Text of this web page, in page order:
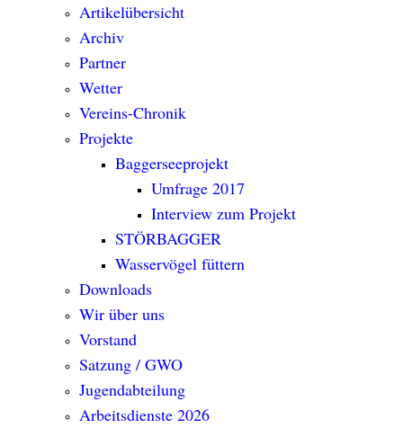
Artikelübersicht
Archiv
Partner
Wetter
Vereins-Chronik
Projekte
Baggerseeprojekt
Umfrage 2017
Interview zum Projekt
STÖRBAGGER
Wasservögel füttern
Downloads
Wir über uns
Vorstand
Satzung / GWO
Jugendabteilung
Arbeitsdienste 2026